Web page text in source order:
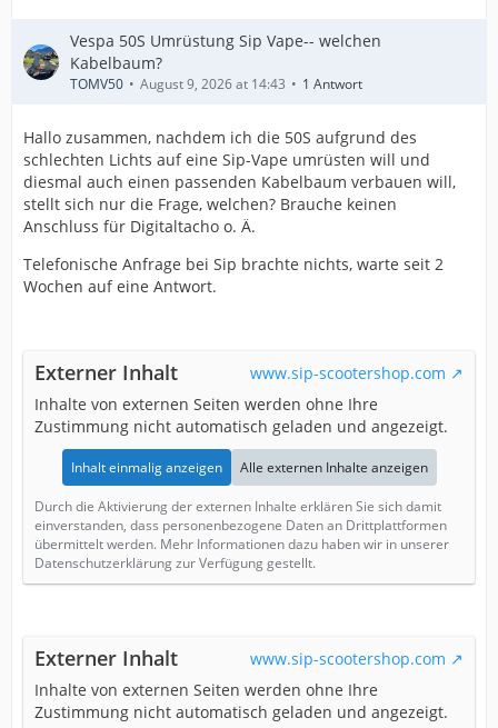
Vespa 50S Umrüstung Sip Vape-- welchen
Kabelbaum?
TOMV50 August 9, 2026 at 14:43 1 Antwort
Hallo zusammen, nachdem ich die 50S aufgrund des
schlechten Lichts auf eine Sip-Vape umrüsten will und
diesmal auch einen passenden Kabelbaum verbauen will,
stellt sich nur die Frage, welchen? Brauche keinen
Anschluss für Digitaltacho o. Ä.
Telefonische Anfrage bei Sip brachte nichts, warte seit 2
Wochen auf eine Antwort.
Externer Inhalt
www.sip-scootershop.com
Inhalte von externen Seiten werden ohne Ihre
Zustimmung nicht automatisch geladen und angezeigt.
Inhalt einmalig anzeigen Alle externen Inhalte anzeigen
Durch die Aktivierung der externen Inhalte erklären Sie sich damit
einverstanden, dass personenbezogene Daten an Drittplattformen
übermittelt werden. Mehr Informationen dazu haben wir in unserer
Datenschutzerklärung zur Verfügung gestellt.
Externer Inhalt
www.sip-scootershop.com
Inhalte von externen Seiten werden ohne Ihre
Zustimmung nicht automatisch geladen und angezeigt.